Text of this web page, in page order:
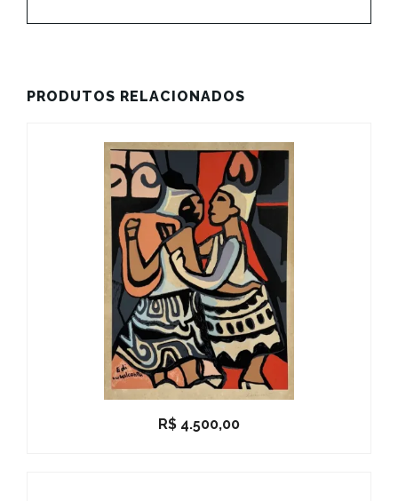
PRODUTOS RELACIONADOS
R$ 4.500,00